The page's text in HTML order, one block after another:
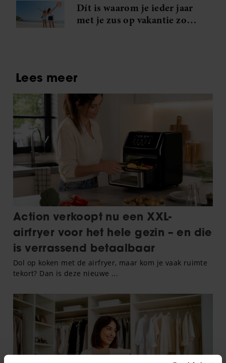
Dít is waarom je ieder jaar
met je zus op vakantie zou